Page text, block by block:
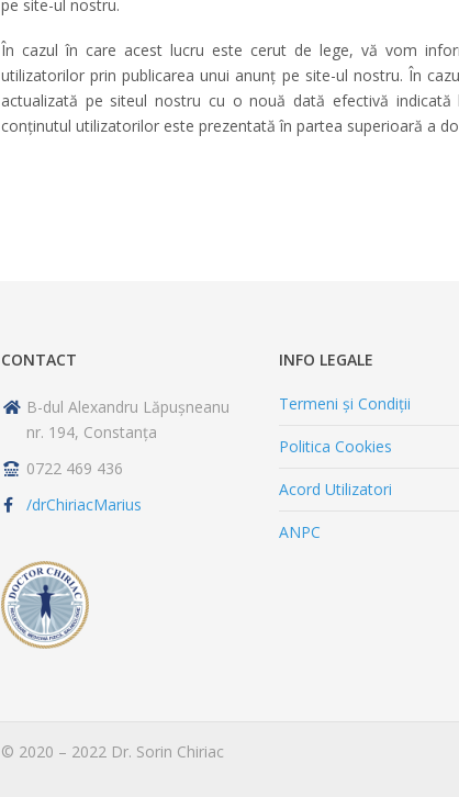
pe site-ul nostru.
În cazul în care acest lucru este cerut de lege, vă vom
utilizatorilor prin publicarea unui anunț pe site-ul nostru. În
actualizată pe siteul nostru cu o nouă dată efectivă
conținutul utilizatorilor este prezentată în partea superioară a
CONTACT
B-dul Alexandru Lăpușneanu
nr. 194, Constanța
0722 469 436
/drChiriacMarius
INFO LEGALE
Termeni și Condiții
Politica Cookies
Acord Utilizatori
ANPC
© 2020 – 2022 Dr. Sorin Chiriac